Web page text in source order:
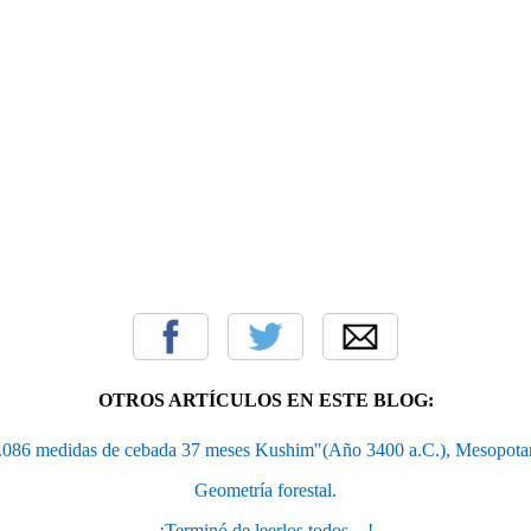
OTROS ARTÍCULOS EN ESTE BLOG:
medidas de cebada 37 meses Kushim"(Año 3400 a.C.),
Geometría forestal.